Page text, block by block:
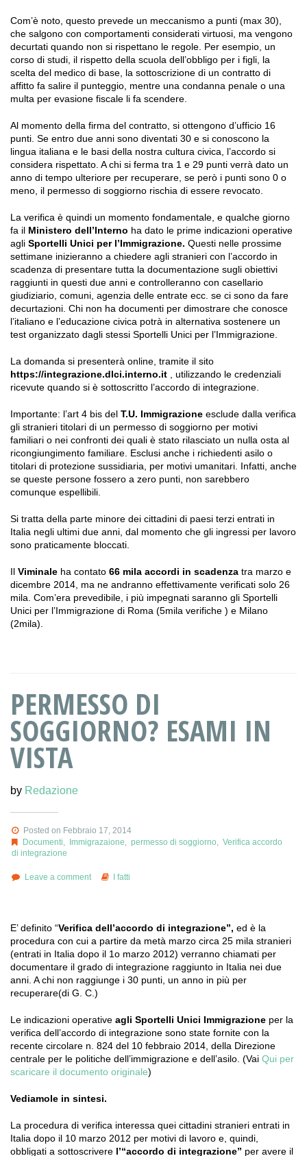
Com’è noto, questo prevede un meccanismo a punti (max 30),
che salgono con comportamenti considerati virtuosi, ma vengono
decurtati quando non si rispettano le regole. Per esempio, un
corso di studi, il rispetto della scuola dell’obbligo per i figli, la
scelta del medico di base, la sottoscrizione di un contratto di
affitto fa salire il punteggio, mentre una condanna penale o una
multa per evasione fiscale li fa scendere.
Al momento della firma del contratto, si ottengono d’ufficio 16
punti. Se entro due anni sono diventati 30 e si conoscono la
lingua italiana e le basi della nostra cultura civica, l’accordo si
considera rispettato. A chi si ferma tra 1 e 29 punti verrà dato un
anno di tempo ulteriore per recuperare, se però i punti sono 0 o
meno, il permesso di soggiorno rischia di essere revocato.
La verifica è quindi un momento fondamentale, e qualche giorno
fa il Ministero dell’Interno ha dato le prime indicazioni operative
agli Sportelli Unici per l’Immigrazione. Questi nelle prossime
settimane inizieranno a chiedere agli stranieri con l’accordo in
scadenza di presentare tutta la documentazione sugli obiettivi
raggiunti in questi due anni e controlleranno con casellario
giudiziario, comuni, agenzia delle entrate ecc. se ci sono da fare
decurtazioni. Chi non ha documenti per dimostrare che conosce
l’italiano e l’educazione civica potrà in alternativa sostenere un
test organizzato dagli stessi Sportelli Unici per l’Immigrazione.
La domanda si presenterà online, tramite il sito
https://integrazione.dlci.interno.it , utilizzando le credenziali
ricevute quando si è sottoscritto l’accordo di integrazione.
Importante: l’art 4 bis del T.U. Immigrazione esclude dalla verifica
gli stranieri titolari di un permesso di soggiorno per motivi
familiari o nei confronti dei quali è stato rilasciato un nulla osta al
ricongiungimento familiare. Esclusi anche i richiedenti asilo o
titolari di protezione sussidiaria, per motivi umanitari. Infatti, anche
se queste persone fossero a zero punti, non sarebbero
comunque espellibili.
Si tratta della parte minore dei cittadini di paesi terzi entrati in
Italia negli ultimi due anni, dal momento che gli ingressi per lavoro
sono praticamente bloccati.
Il Viminale ha contato 66 mila accordi in scadenza tra marzo e
dicembre 2014, ma ne andranno effettivamente verificati solo 26
mila. Com’era prevedibile, i più impegnati saranno gli Sportelli
Unici per l’Immigrazione di Roma (5mila verifiche ) e Milano
(2mila).
PERMESSO DI
SOGGIORNO? ESAMI IN
VISTA
by Redazione
Posted on Febbraio 17, 2014
Documenti, Immigrazaione, permesso di soggiorno, Verifica accordo
di integrazione
Leave a comment I fatti
E’ definito “Verifica dell’accordo di integrazione”, ed è la
procedura con cui a partire da metà marzo circa 25 mila stranieri
(entrati in Italia dopo il 1o marzo 2012) verranno chiamati per
documentare il grado di integrazione raggiunto in Italia nei due
anni. A chi non raggiunge i 30 punti, un anno in più per
recuperare(di G. C.)
Le indicazioni operative agli Sportelli Unici Immigrazione per la
verifica dell’accordo di integrazione sono state fornite con la
recente circolare n. 824 del 10 febbraio 2014, della Direzione
centrale per le politiche dell’immigrazione e dell’asilo. (Vai Qui per
scaricare il documento originale)
Vediamole in sintesi.
La procedura di verifica interessa quei cittadini stranieri entrati in
Italia dopo il 10 marzo 2012 per motivi di lavoro e, quindi,
obbligati a sottoscrivere l’“accordo di integrazione” per avere il